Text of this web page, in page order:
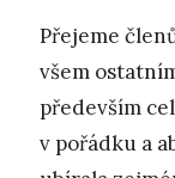
Přejeme
všem
především
v pořádku a